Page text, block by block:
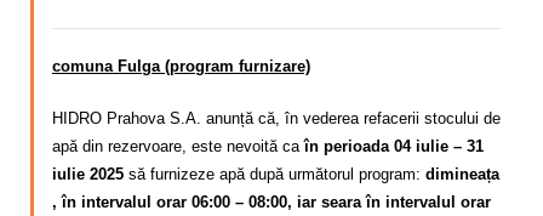
comuna Fulga (program furnizare)
HIDRO Prahova S.A. anunță că, în vederea refacerii stocului de
apă din rezervoare, este nevoită caîn perioada 04 iulie – 31
iulie 2025 să furnizeze apă după următorul program: dimineața
, în intervalul orar 06:00 – 08:00, iar seara în intervalul orar